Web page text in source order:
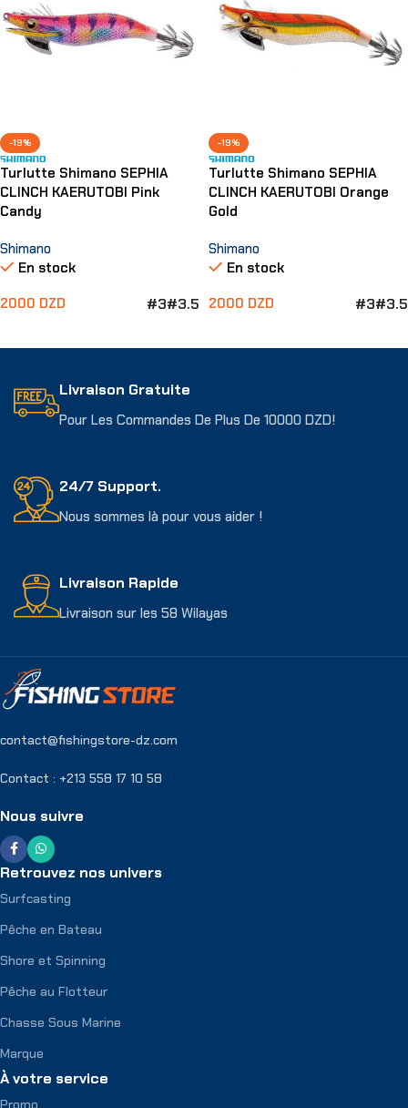
-19%
Turlutte Shimano SEPHIA
CLINCH KAERUTOBI Pink
Candy
Shimano
En stock
2000 DZD #3#3.5
-19%
Turlutte Shimano SEPHIA
CLINCH KAERUTOBI Orange
Gold
Shimano
En stock
2000 DZD #3#3.5
Livraison Gratuite
Pour Les Commandes De Plus De 10000 DZD!
24/7 Support.
Nous sommes là pour vous aider !
Livraison Rapide
Livraison sur les 58 Wilayas
contact@fishingstore-dz.com
Contact : +213 558 17 10 58
Nous suivre
Retrouvez nos univers
Surfcasting
Pêche en Bateau
Shore et Spinning
Pêche au Flotteur
Chasse Sous Marine
Marque
À votre service
Promo